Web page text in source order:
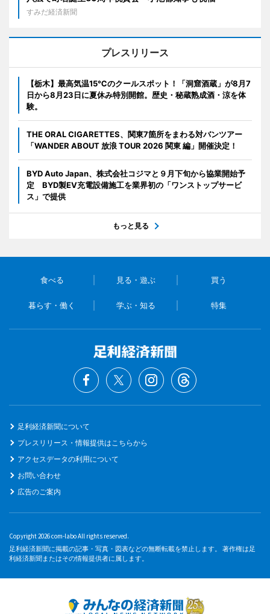
すみだ経済新聞
プレスリリース
【栃木】最高気温15℃のクールスポット！「洞窟酒蔵」が8月7
日から8月23日に夏休み特別開館。歴史・秘蔵熟成酒・涼を体
験。
THE ORAL CIGARETTES、関東7箇所をまわる対バンツアー
「WANDER ABOUT 放浪 TOUR 2026 関東 編」開催決定！
BYD Auto Japan、株式会社コジマと９月下旬から協業開始予
定 BYD製EV充電設備施工を業界初の「ワンストップサービ
ス」で提供
もっと見る
食べる 見る・遊ぶ 買う
暮らす・働く 学ぶ・知る 特集
足利経済新聞について
プレスリリース・情報提供はこちらから
アクセスデータの利用について
お問い合わせ
広告のご案内
Copyright 2026 com-labo All rights reserved.
足利経済新聞に掲載の記事・写真・図表などの無断転載を禁止します。 著作権は足
利経済新聞またはその情報提供者に属します。